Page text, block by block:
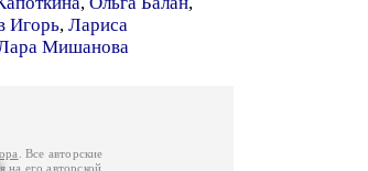
Игорь, Лариса
Мишанова
. Все авторские
на его авторской